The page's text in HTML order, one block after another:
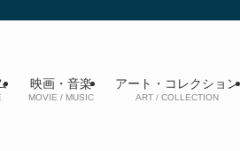
映画・音楽
MOVIE / MUSIC
アート・コレクション
ART / COLLECTION